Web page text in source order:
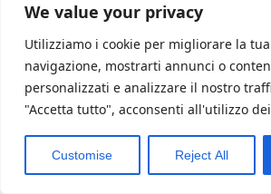
We value your privacy
Utilizziamo i cookie per migliorare la
navigazione, mostrarti annunci o
personalizzati e analizzare il nostro
"Accetta tutto", acconsenti all'utilizzo
Customise Reject All
trova in un’area ZES
Piano Finanziario:
Spese di avvio
pressatura, software
80.000 €